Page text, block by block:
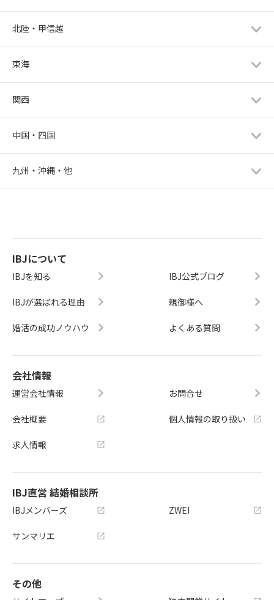
北陸・甲信越
東海
関西
中国・四国
九州・沖縄・他
IBJについて
IBJを知る
IBJが選ばれる理由
婚活の成功ノウハウ
IBJ公式ブログ
親御様へ
よくある質問
会社情報
運営会社情報
会社概要
求人情報
お問合せ
個人情報の取り扱い
IBJ直営 結婚相談所
IBJメンバーズ
サンマリエ
ZWEI
その他